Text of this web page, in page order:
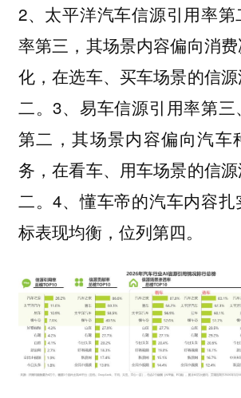
2、 太平洋汽车信源引用率
率第三，其场景内容偏向消
化，在选车、买车场景的信
二。3、 易车信源引用率第
第二，其场景内容偏向汽车
务，在看车、用车场景的信
二。4、懂车帝的汽车内容
标表现均衡，位列第四。